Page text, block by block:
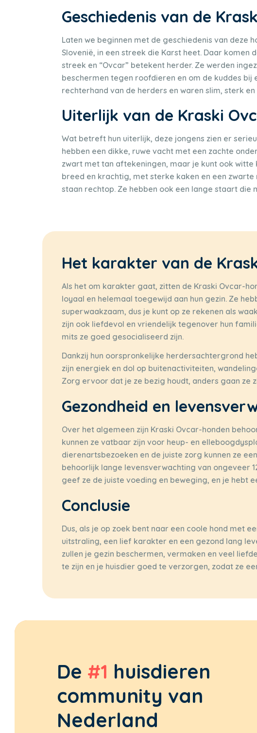
Geschiedenis van de
Laten we beginnen met de geschiedenis van deze
Slovenië, in een streek die Karst heet. Daar komen
streek en “Ovcar” betekent herder. Ze werden
beschermen tegen roofdieren en om de kuddes bij
rechterhand van de herders en waren slim, sterk en
Uiterlijk van de Kraski
Wat betreft hun uiterlijk, deze jongens zien er
hebben een dikke, ruwe vacht met een zachte
zwart met tan aftekeningen, maar je kunt ook witte
breed en krachtig, met sterke kaken en een zwarte
staan rechtop. Ze hebben ook een lange staart die
Het karakter van de
Als het om karakter gaat, zitten de Kraski Ovcar-
loyaal en helemaal toegewijd aan hun gezin. Ze
superwaakzaam, dus je kunt op ze rekenen als
zijn ook liefdevol en vriendelijk tegenover hun
mits ze goed gesocialiseerd zijn.
Dankzij hun oorspronkelijke herdersachtergrond
zijn energiek en dol op buitenactiviteiten,
Zorg ervoor dat je ze bezig houdt, anders gaan ze
Gezondheid en
Over het algemeen zijn Kraski Ovcar-honden
kunnen ze vatbaar zijn voor heup- en
dierenartsbezoeken en de juiste zorg kunnen ze
behoorlijk lange levensverwachting van ongeveer
geef ze de juiste voeding en beweging, en je hebt
Conclusie
Dus, als je op zoek bent naar een coole hond met
uitstraling, een lief karakter en een gezond lang
zullen je gezin beschermen, vermaken en veel
te zijn en je huisdier goed te verzorgen, zodat ze
De #1 huisdieren
community van
Nederland